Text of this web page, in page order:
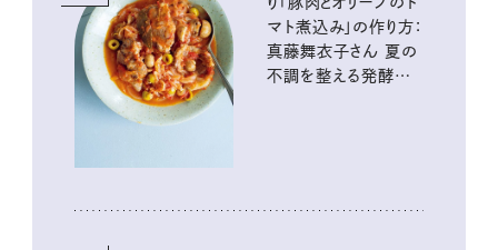
マト煮込み」の作り方：
真藤舞衣子さん 夏の
不調を整える発酵レ